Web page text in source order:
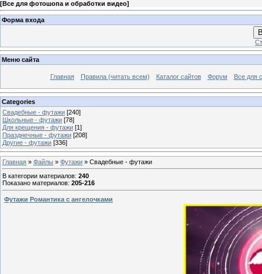
[Все для фотошопа и обработки видео]
Форма входа
Меню сайта
Главная Правила (читать всем) Каталог сайтов Форум Все для
Categories
Свадебные - футажи [240]
Школьные - футажи [78]
Для крещения - футажи [1]
Празднечные - футажи [208]
Другие - футажи [336]
Главная » Файлы » Футажи » Свадебные - футажи
В категории материалов: 240
Показано материалов: 205-216
Футажи Романтика с ангелочками